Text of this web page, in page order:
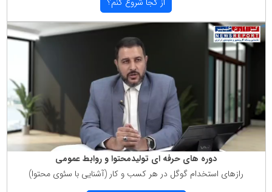
دوره های حرفه ای تولیدمحتوا و روابط عمومی
رازهای استخدام گوگل در هر كسب و كار (آشنایی با سئوی محتوا)